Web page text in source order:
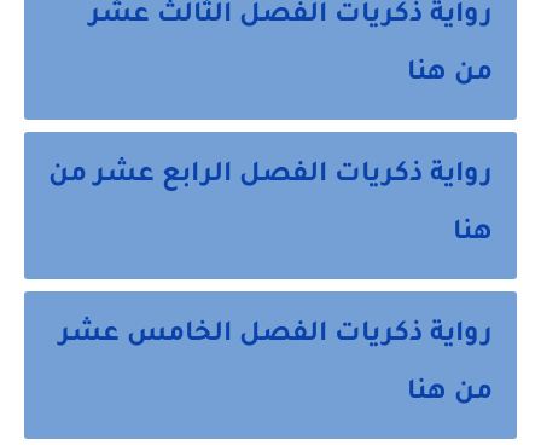
رواية ذكريات الفصل الثالث عشر
من هنا
رواية ذكريات الفصل الرابع عشر من
هنا
رواية ذكريات الفصل الخامس عشر
من هنا